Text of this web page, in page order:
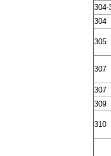
304-
304
305
307
307
309
310